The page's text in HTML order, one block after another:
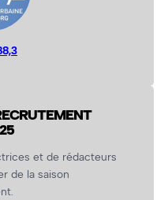
et de rédacteurs
de la saison